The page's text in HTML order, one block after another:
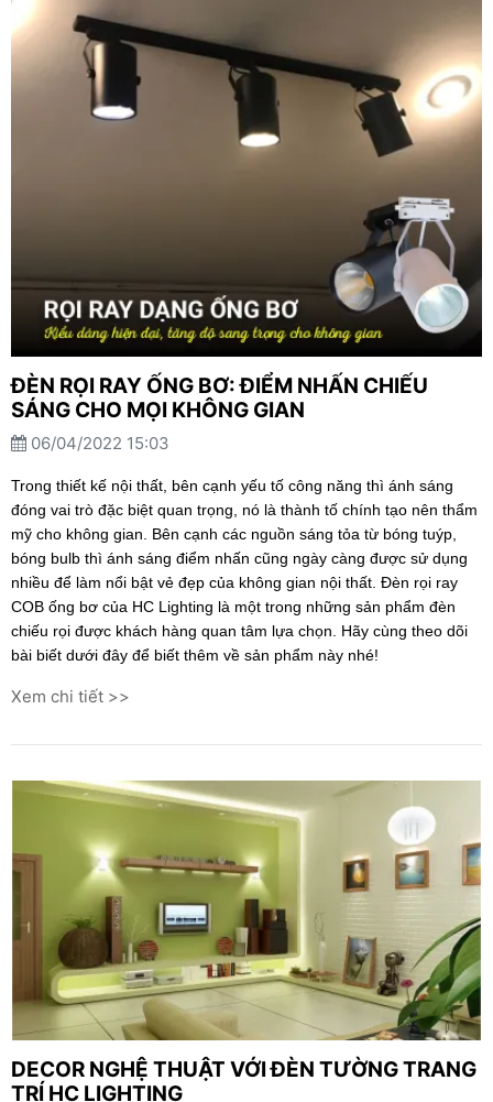
ĐÈN RỌI RAY ỐNG BƠ: ĐIỂM NHẤN CHIẾU
SÁNG CHO MỌI KHÔNG GIAN
06/04/2022 15:03
Trong thiết kế nội thất, bên cạnh yếu tố công năng thì ánh sáng
đóng vai trò đặc biệt quan trọng, nó là thành tố chính tạo nên thẩm
mỹ cho không gian. Bên cạnh các nguồn sáng tỏa từ bóng tuýp,
bóng bulb thì ánh sáng điểm nhấn cũng ngày càng được sử dụng
nhiều để làm nổi bật vẻ đẹp của không gian nội thất. Đèn rọi ray
COB ống bơ của HC Lighting là một trong những sản phẩm đèn
chiếu rọi được khách hàng quan tâm lựa chọn. Hãy cùng theo dõi
bài biết dưới đây để biết thêm về sản phẩm này nhé!
Xem chi tiết >>
DECOR NGHỆ THUẬT VỚI ĐÈN TƯỜNG TRANG
TRÍ HC LIGHTING